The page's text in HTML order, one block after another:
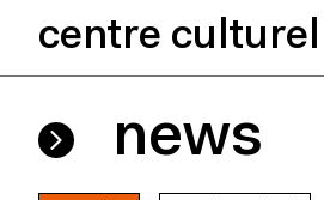
centre culturel
news